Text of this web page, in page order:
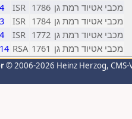
ISR 1786 מכבי אטיוד רמת גן
ISR 1784 מכבי אטיוד רמת גן
ISR 1772 מכבי אטיוד רמת גן
RSA 1761 מכבי אטיוד רמת גן
© 2006-2026 Heinz Herzog,